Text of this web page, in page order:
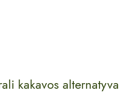
kakavos alternatyva